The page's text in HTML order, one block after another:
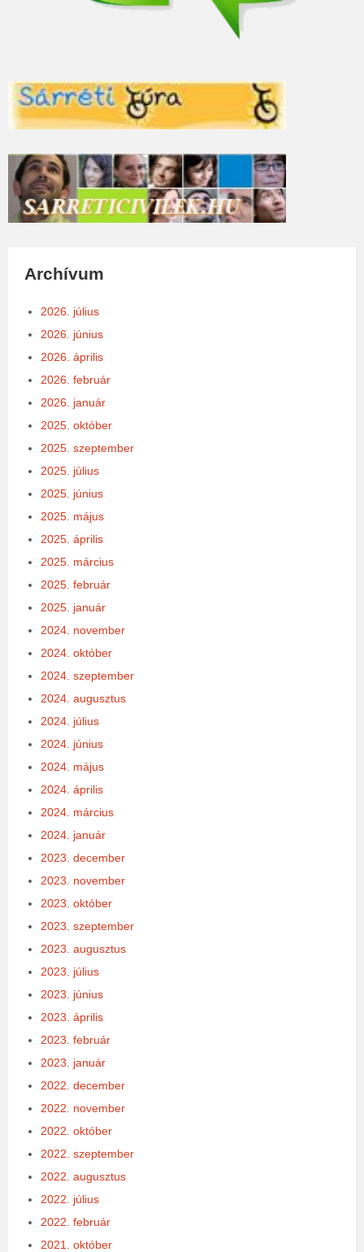
Archívum
2026. július
2026. június
2026. április
2026. február
2026. január
2025. október
2025. szeptember
2025. július
2025. június
2025. május
2025. április
2025. március
2025. február
2025. január
2024. november
2024. október
2024. szeptember
2024. augusztus
2024. július
2024. június
2024. május
2024. április
2024. március
2024. január
2023. december
2023. november
2023. október
2023. szeptember
2023. augusztus
2023. július
2023. június
2023. április
2023. február
2023. január
2022. december
2022. november
2022. október
2022. szeptember
2022. augusztus
2022. július
2022. február
2021. október